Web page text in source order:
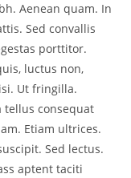
Aenean quam. In
Sed convallis
porttitor.
luctus non,
Ut fringilla.
tellus consequat
Etiam ultrices.
Sed lectus.
aptent taciti